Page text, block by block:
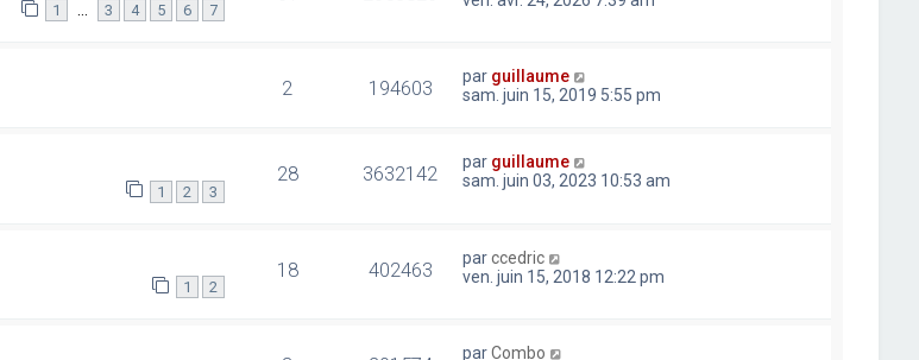
1 … 3 4 5 6 7
2 194603 par guillaume
sam. juin 15, 2019 5:55 pm
1 2 3
28 3632142 par guillaume
sam. juin 03, 2023 10:53 am
1 2
18 402463 parccedric
ven. juin 15, 2018 12:22 pm
parCombo